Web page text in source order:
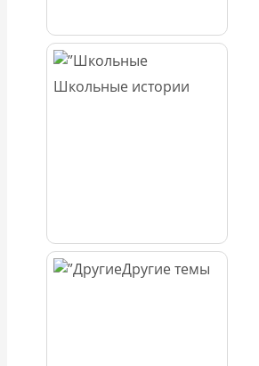
Школьные истории
Другие темы